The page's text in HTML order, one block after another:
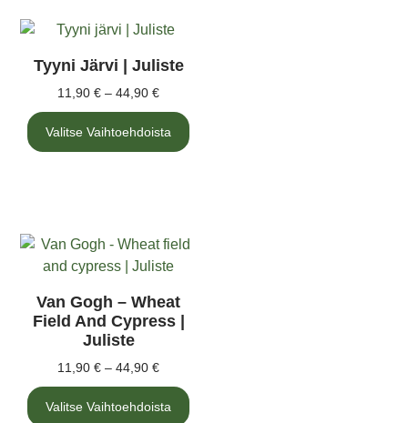
Tyyni Järvi | Juliste
11,90€ – 44,90€
Valitse Vaihtoehdoista
Van Gogh – Wheat
Field And Cypress |
Juliste
11,90€ – 44,90€
Valitse Vaihtoehdoista